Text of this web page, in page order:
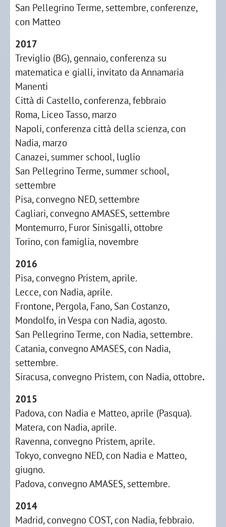
San Pellegrino Terme, settembre, conferenze,
con Matteo
2017
Treviglio (BG), gennaio, conferenza su
matematica e gialli, invitato da Annamaria
Manenti
Città di Castello, conferenza, febbraio
Roma, Liceo Tasso, marzo
Napoli, conferenza città della scienza, con
Nadia, marzo
Canazei, summer school, luglio
San Pellegrino Terme, summer school,
settembre
Pisa, convegno NED, settembre
Cagliari, convegno AMASES, settembre
Montemurro, Furor Sinisgalli, ottobre
Torino, con famiglia, novembre
2016
Pisa, convegno Pristem, aprile.
Lecce, con Nadia, aprile.
Frontone, Pergola, Fano, San Costanzo,
Mondolfo, in Vespa con Nadia, agosto.
San Pellegrino Terme, con Nadia, settembre.
Catania, convegno AMASES, con Nadia,
settembre.
Siracusa, convegno Pristem, con Nadia, ottobre.
2015
Padova, con Nadia e Matteo, aprile (Pasqua).
Matera, con Nadia, aprile.
Ravenna, convegno Pristem, aprile.
Tokyo, convegno NED, con Nadia e Matteo,
giugno.
Padova, convegno AMASES, settembre.
2014
Madrid, convegno COST, con Nadia, febbraio.